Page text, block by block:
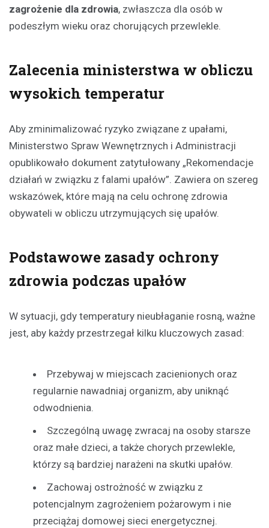
zagrożenie dla zdrowia, zwłaszcza dla osób w
podeszłym wieku oraz chorujących przewlekle.
Zalecenia ministerstwa w obliczu
wysokich temperatur
Aby zminimalizować ryzyko związane z upałami,
Ministerstwo Spraw Wewnętrznych i Administracji
opublikowało dokument zatytułowany „Rekomendacje
działań w związku z falami upałów”. Zawiera on szereg
wskazówek, które mają na celu ochronę zdrowia
obywateli w obliczu utrzymujących się upałów.
Podstawowe zasady ochrony
zdrowia podczas upałów
W sytuacji, gdy temperatury nieubłaganie rosną, ważne
jest, aby każdy przestrzegał kilku kluczowych zasad:
Przebywaj w miejscach zacienionych oraz
regularnie nawadniaj organizm, aby uniknąć
odwodnienia.
Szczególną uwagę zwracaj na osoby starsze
oraz małe dzieci, a także chorych przewlekle,
którzy są bardziej narażeni na skutki upałów.
Zachowaj ostrożność w związku z
potencjalnym zagrożeniem pożarowym i nie
przeciążaj domowej sieci energetycznej.